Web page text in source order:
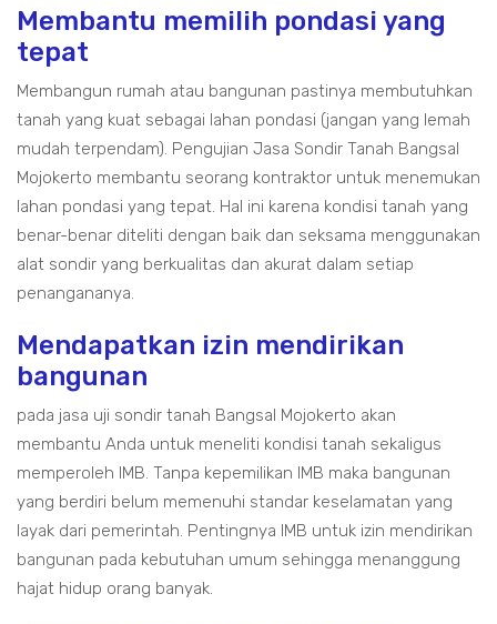
Membantu memilih pondasi yang
tepat
Membangun rumah atau bangunan pastinya membutuhkan
tanah yang kuat sebagai lahan pondasi (jangan yang lemah
mudah terpendam). Pengujian Jasa Sondir Tanah Bangsal
Mojokerto membantu seorang kontraktor untuk menemukan
lahan pondasi yang tepat. Hal ini karena kondisi tanah yang
benar-benar diteliti dengan baik dan seksama menggunakan
alat sondir yang berkualitas dan akurat dalam setiap
penangananya.
Mendapatkan izin mendirikan
bangunan
pada jasa uji sondir tanah Bangsal Mojokerto akan
membantu Anda untuk meneliti kondisi tanah sekaligus
memperoleh IMB. Tanpa kepemilikan IMB maka bangunan
yang berdiri belum memenuhi standar keselamatan yang
layak dari pemerintah. Pentingnya IMB untuk izin mendirikan
bangunan pada kebutuhan umum sehingga menanggung
hajat hidup orang banyak.